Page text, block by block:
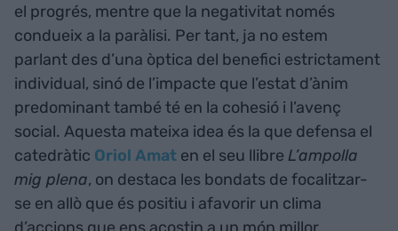
el progrés, mentre que la negativitat només
condueix a la paràlisi. Per tant, ja no estem
parlant des d’una òptica del benefici estrictament
individual, sinó de l’impacte que l’estat d’ànim
predominant també té en la cohesió i l’avenç
social. Aquesta mateixa idea és la que defensa el
catedràtic Oriol Amat en el seu llibre L’ampolla
mig plena, on destaca les bondats de focalitzar-
se en allò que és positiu i afavorir un clima